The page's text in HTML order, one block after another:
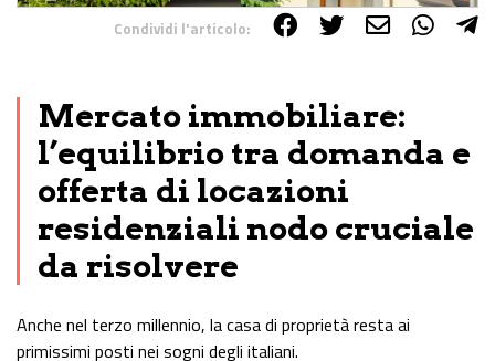
Condividi l'articolo:
Mercato immobiliare:
l’equilibrio tra domanda e
offerta di locazioni
residenziali nodo cruciale
da risolvere
Anche nel terzo millennio, la casa di proprietà resta ai
primissimi posti nei sogni degli italiani.